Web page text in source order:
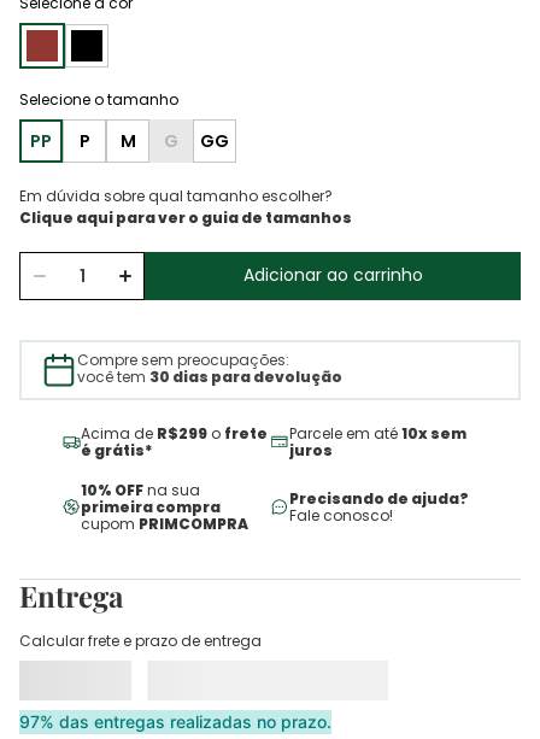
PP P M G GG
Em dúvida sobre qual tamanho escolher?
Adicionar ao carrinho
Compre sem preocupações:
você tem 30 dias para devolução
Acima de R$299 o frete
é grátis*
Parcele em até10x sem
juros
10% OFFna sua
primeira compra
cupom PRIMCOMPRA
Precisando de ajuda?
Fale conosco!
Entrega
Calcular frete e prazo de entrega
97% das entregas realizadas no prazo.